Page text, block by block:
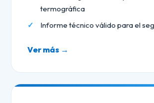
termográfica
Informe técnico válido para el
Ver más →